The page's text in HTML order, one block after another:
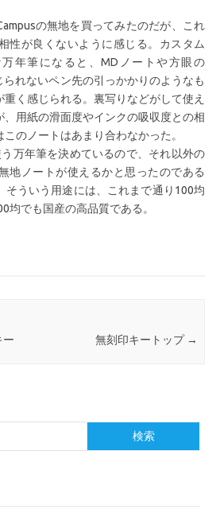
の無地を買ってみたのだが、これ
性が良くないように感じる。カスタム
年筆になると、MDノートや方眼の
れないペン先の引っかかりのようなも
く感じられる。裏写りなどがして使え
用紙の滑面度やインクの吸収度との相
のノートはあまり合わなかった。
万年筆を決めているので、それ以外の
地ノートが使えるかと思ったのである
そういう用途には、これまで通り100均
均でも国産の高品質である。
ー 無刻印キートップ →
検索